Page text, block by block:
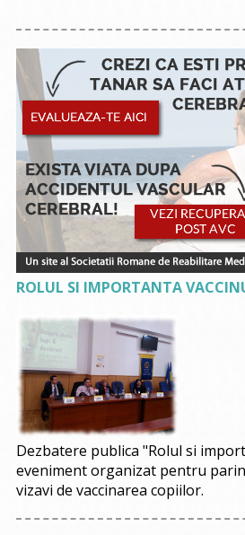
ROLUL SI IMPORTANTA
Dezbatere publica "Rolul si
eveniment organizat pentru
vizavi de vaccinarea copiilor.